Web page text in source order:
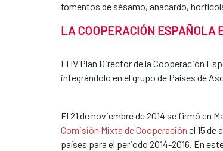
fomentos de sésamo, anacardo,
LA COOPERACIÓN ESPAÑOLA
El IV Plan Director de la Cooperación
integrándolo en el grupo de Países de
El 21 de noviembre de 2014 se firmó en
Comisión Mixta de Cooperación el 15 de
países para el periodo 2014-2016. En